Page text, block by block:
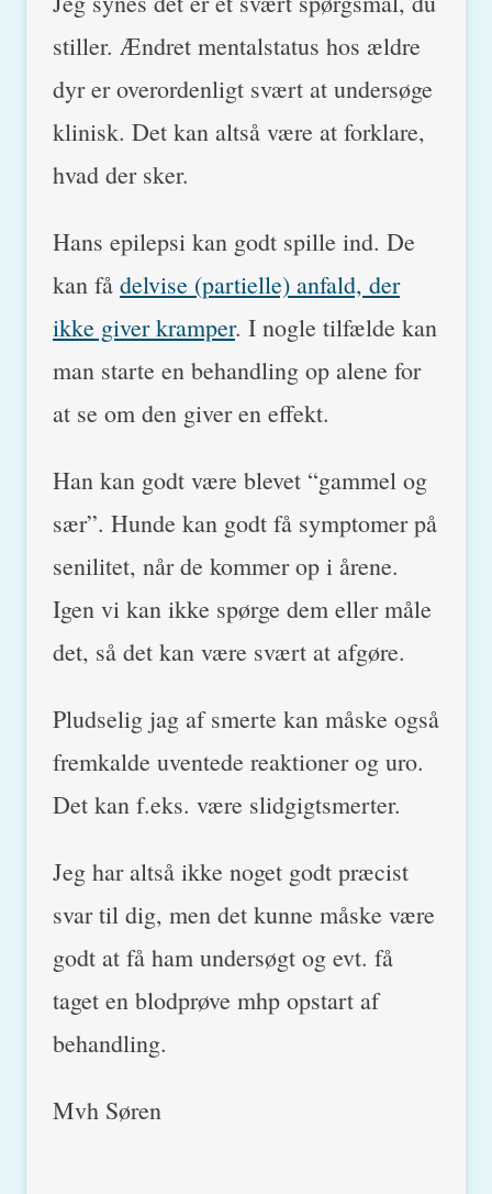
stiller. Ændret mentalstatus hos ældre
dyr er overordenligt svært at undersøge
klinisk. Det kan altså være at forklare,
hvad der sker.
Hans epilepsi kan godt spille ind. De
kan få delvise (partielle) anfald, der
ikke giver kramper. I nogle tilfælde kan
man starte en behandling op alene for
at se om den giver en effekt.
Han kan godt være blevet “gammel og
sær”. Hunde kan godt få symptomer på
senilitet, når de kommer op i årene.
Igen vi kan ikke spørge dem eller måle
det, så det kan være svært at afgøre.
Pludselig jag af smerte kan måske også
fremkalde uventede reaktioner og uro.
Det kan f.eks. være slidgigtsmerter.
Jeg har altså ikke noget godt præcist
svar til dig, men det kunne måske være
godt at få ham undersøgt og evt. få
taget en blodprøve mhp opstart af
behandling.
Mvh Søren